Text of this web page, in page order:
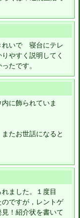
れいで 寝台にテレ
やすく説明してく
たです。
に飾られていま
たお世話になると
ました。１度目
ですが，レントゲ
！紹介状を書いて